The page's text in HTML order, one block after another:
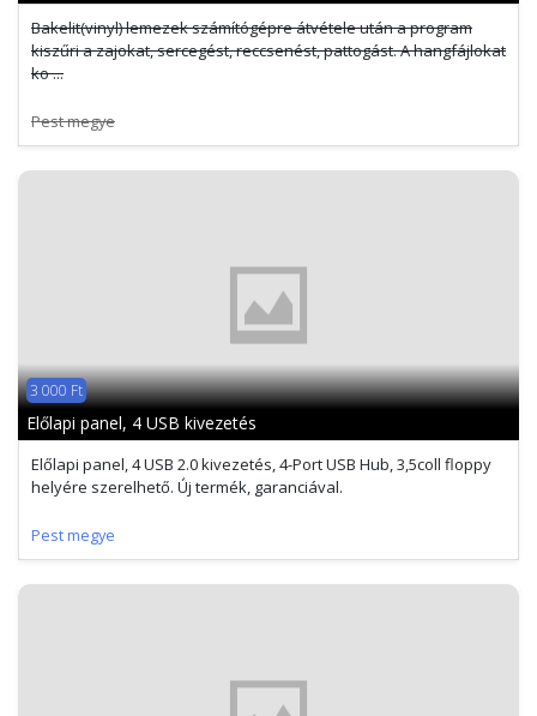
Bakelit(vinyl) lemezek számítógépre átvétele után a program
kiszűri a zajokat, sercegést, reccsenést, pattogást. A hangfájlokat
ko ...
Pest megye
3 000 Ft
Előlapi panel, 4 USB kivezetés
Előlapi panel, 4 USB 2.0 kivezetés, 4-Port USB Hub, 3,5coll floppy
helyére szerelhető. Új termék, garanciával.
Pest megye